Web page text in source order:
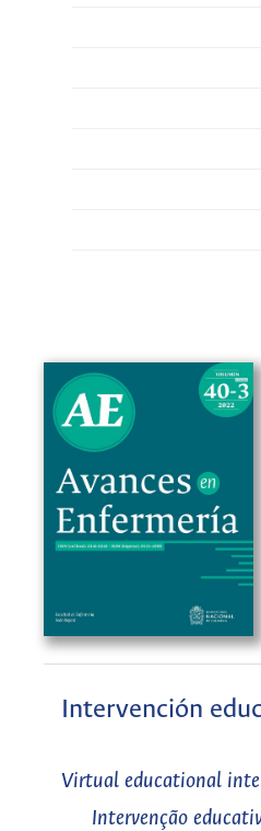
Intervención
Virtual educational
Intervenção